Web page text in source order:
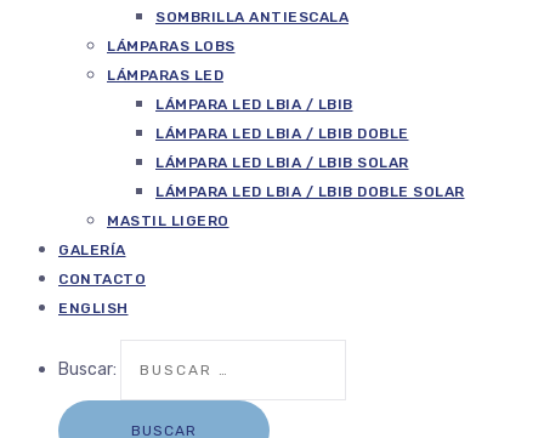
SOMBRILLA ANTIESCALA
LÁMPARAS LOBS
LÁMPARAS LED
LÁMPARA LED LBIA / LBIB
LÁMPARA LED LBIA / LBIB DOBLE
LÁMPARA LED LBIA / LBIB SOLAR
LÁMPARA LED LBIA / LBIB DOBLE SOLAR
MASTIL LIGERO
GALERÍA
CONTACTO
ENGLISH
Buscar: